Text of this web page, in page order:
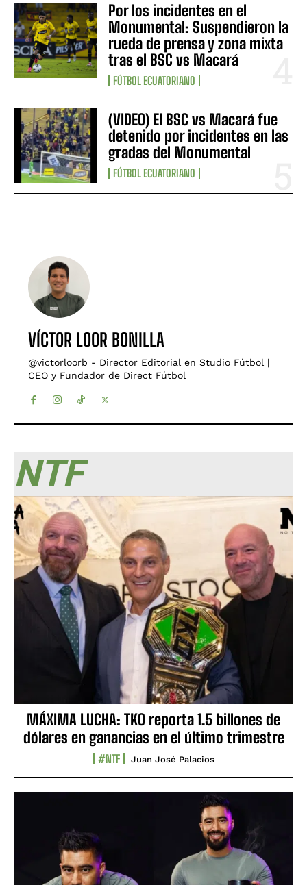
Por los incidentes en el
Monumental: Suspendieron la
rueda de prensa y zona mixta
tras el BSC vs Macará
FÚTBOL ECUATORIANO
(VIDEO) El BSC vs Macará fue
detenido por incidentes en las
gradas del Monumental
FÚTBOL ECUATORIANO
VÍCTOR LOOR BONILLA
@victorloorb - Director Editorial en Studio Fútbol |
CEO y Fundador de Direct Fútbol
NTF
MÁXIMA LUCHA: TKO reporta 1.5 billones de
dólares en ganancias en el último trimestre
#NTF Juan José Palacios